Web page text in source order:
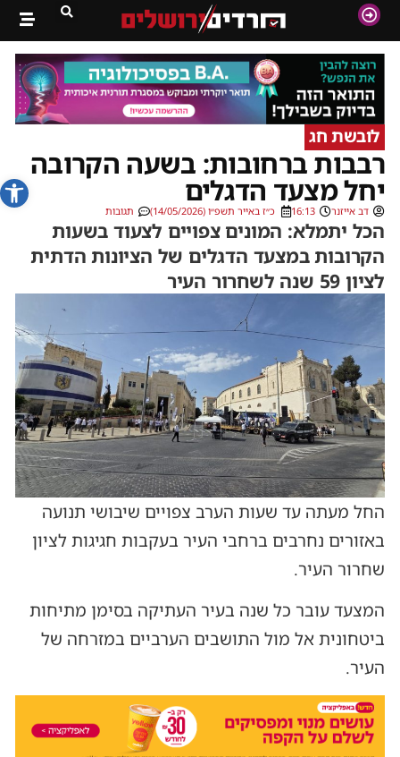
פתח
לובשת חג
רבבות ברחובות: בשעה הקרובה
יחל מצעד הדגלים
דב אייזנר 16:13 כ״ז באייר תשפ״ו (14/05/2026) תגובות
הכל יתמלא: המונים צפויים לצעוד בשעות
הקרובות במצעד הדגלים של הציונות הדתית
לציון 59 שנה לשחרור העיר
החל מעתה עד שעות הערב צפויים שיבושי תנועה
באזורים נחרבים ברחבי העיר בעקבות חגיגות לציון
שחרור העיר.
המצעד עובר כל שנה בעיר העתיקה בסימן מתיחות
ביטחונית אל מול התושבים הערביים במזרחה של
העיר.